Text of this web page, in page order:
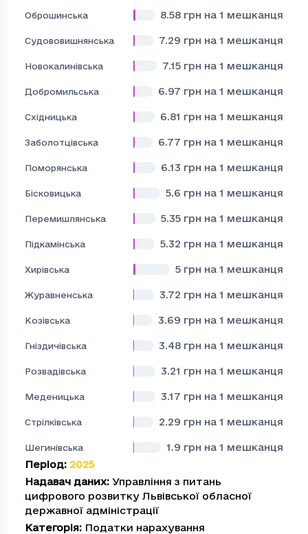
Оброшинська 8.58 грн на 1 мешканця
Судововишнянська 7.29 грн на 1 мешканця
Новокалинівська 7.15 грн на 1 мешканця
Добромильська 6.97 грн на 1 мешканця
Східницька 6.81 грн на 1 мешканця
Заболотцівська 6.77 грн на 1 мешканця
Поморянська 6.13 грн на 1 мешканця
Бісковицька 5.6 грн на 1 мешканця
Перемишлянська 5.35 грн на 1 мешканця
Підкамінська 5.32 грн на 1 мешканця
Хирівська 5 грн на 1 мешканця
Журавненська 3.72 грн на 1 мешканця
Козівська 3.69 грн на 1 мешканця
Гніздичівська 3.48 грн на 1 мешканця
Розвадівська 3.21 грн на 1 мешканця
Меденицька 3.17 грн на 1 мешканця
Стрілківська 2.29 грн на 1 мешканця
Шегинівська 1.9 грн на 1 мешканця
Період: 2025
Надавач даних: Управління з питань
цифрового розвитку Львівської обласної
державної адміністрації
Категорія: Податки нарахування